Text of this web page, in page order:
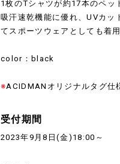
1枚のTシャツが約17本のペッ
吸汗速乾機能に優れ、UVカッ
てスポーツウェアとしても着用
color：black
※ACIDMANオリジナルタグ仕
受付期間
2023年9月8日(金)18:00～